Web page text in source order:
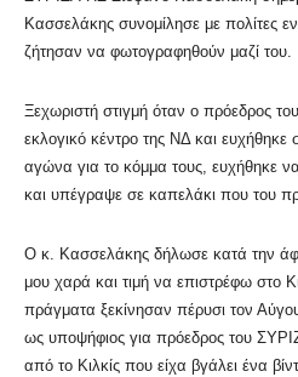
Κασσελάκης συνομίλησε με πολίτες
ζήτησαν να φωτογραφηθούν μαζί του.
Ξεχωριστή στιγμή όταν ο πρόεδρος
εκλογικό κέντρο της ΝΔ και ευχήθηκε
αγώνα για το κόμμα τους, ευχήθηκε να
και υπέγραψε σε καπελάκι που του
Ο κ. Κασσελάκης δήλωσε κατά την
μου χαρά και τιμή να επιστρέφω στο
πράγματα ξεκίνησαν πέρυσι τον
ως υποψήφιος για πρόεδρος του
από το Κιλκίς που είχα βγάλει ένα